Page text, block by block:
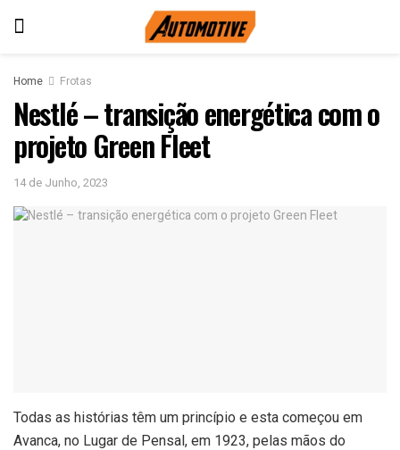
Home Frotas
Nestlé – transição energética com o
projeto Green Fleet
14 de Junho, 2023
Todas as histórias têm um princípio e esta começou em
Avanca, no Lugar de Pensal, em 1923, pelas mãos do